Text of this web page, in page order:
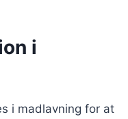
i
i madlavning for at